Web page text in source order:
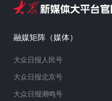
融媒矩阵（媒体）
大众日报人民号
大众日报北京号
大众日报潮鸣号